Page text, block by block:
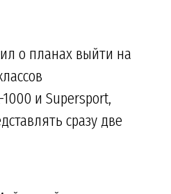
о планах выйти на
и Supersport,
сразу две